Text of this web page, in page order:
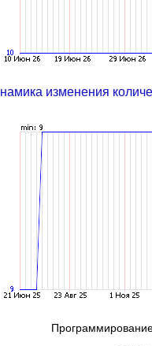
изменения